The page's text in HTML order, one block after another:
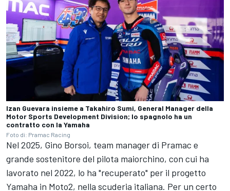
Izan Guevara insieme a Takahiro Sumi, General Manager della
Motor Sports Development Division; lo spagnolo ha un
contratto con la Yamaha
Foto di: Pramac Racing
Nel 2025, Gino Borsoi, team manager di Pramac e
grande sostenitore del pilota maiorchino, con cui ha
lavorato nel 2022, lo ha "recuperato" per il progetto
Yamaha in Moto2, nella scuderia italiana. Per un certo